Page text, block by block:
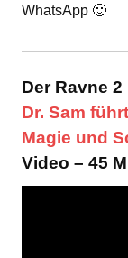
WhatsApp 🙂
Der Ravne 2
Dr. Sam
Magie und
Video – 45